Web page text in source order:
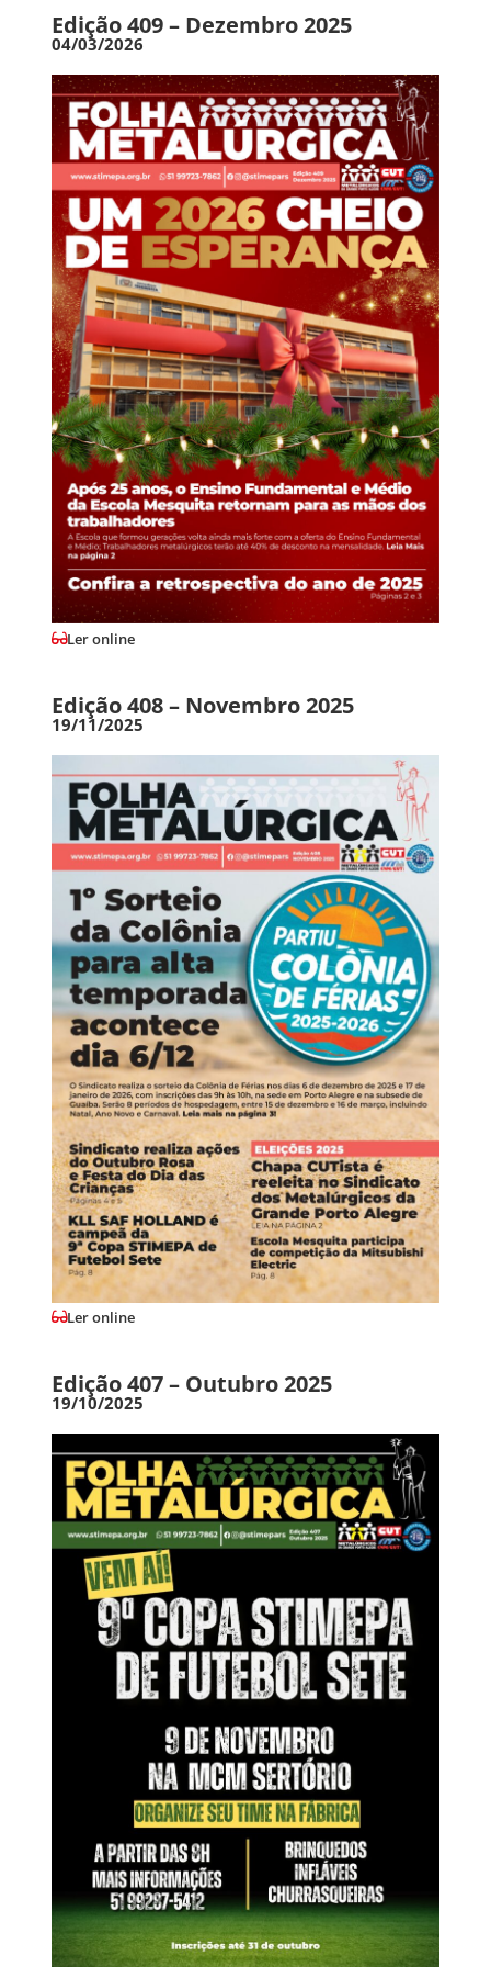
Edição 409 – Dezembro 2025
04/03/2026
Ler online
Edição 408 – Novembro 2025
19/11/2025
Ler online
Edição 407 – Outubro 2025
19/10/2025